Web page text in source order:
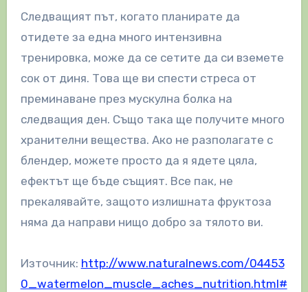
Следващият път, когато планирате да
отидете за една много интензивна
тренировка, може да се сетите да си вземете
сок от диня. Това ще ви спести стреса от
преминаване през мускулна болка на
следващия ден. Също така ще получите много
хранителни вещества. Ако не разполагате с
блендер, можете просто да я ядете цяла,
ефектът ще бъде същият. Все пак, не
прекалявайте, защото излишната фруктоза
няма да направи нищо добро за тялото ви.
Източник: http://www.naturalnews.com/04453
0_watermelon_muscle_aches_nutrition.html#